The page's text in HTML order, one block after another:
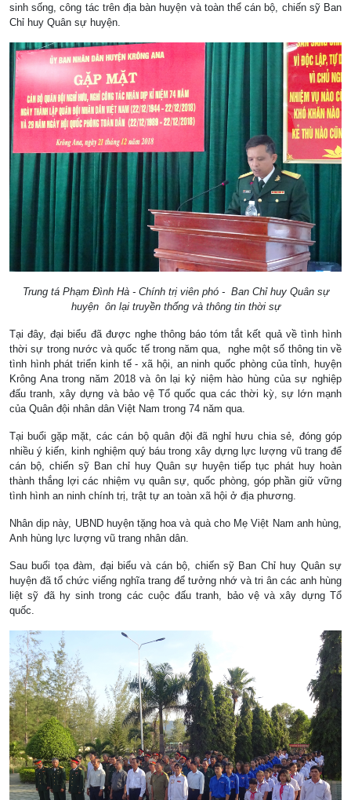
sinh sống, công tác trên địa bàn huyện và toàn thể cán bộ, chiến sỹ Ban
Chỉ huy Quân sự huyện.
Trung tá Phạm Đình Hà - Chính trị viên phó - Ban Chỉ huy Quân sự
huyện ôn lại truyền thống và thông tin thời sự
Tại đây, đại biểu đã được nghe thông báo tóm tắt kết quả về tình hình
thời sự trong nước và quốc tế trong năm qua, nghe một số thông tin về
tình hình phát triển kinh tế - xã hội, an ninh quốc phòng của tỉnh, huyện
Krông Ana trong năm 2018 và ôn lại kỷ niệm hào hùng của sự nghiệp
đấu tranh, xây dựng và bảo vệ Tổ quốc qua các thời kỳ, sự lớn mạnh
của Quân đội nhân dân Việt Nam trong 74 năm qua.
Tại buổi gặp mặt, các cán bộ quân đội đã nghỉ hưu chia sẻ, đóng góp
nhiều ý kiến, kinh nghiệm quý báu trong xây dựng lực lượng vũ trang để
cán bộ, chiến sỹ Ban chỉ huy Quân sự huyện tiếp tục phát huy hoàn
thành thắng lợi các nhiệm vụ quân sự, quốc phòng, góp phần giữ vững
tình hình an ninh chính trị, trật tự an toàn xã hội ở địa phương.
Nhân dịp này, UBND huyện tặng hoa và quà cho Mẹ Việt Nam anh hùng,
Anh hùng lực lượng vũ trang nhân dân.
Sau buổi tọa đàm, đại biểu và cán bộ, chiến sỹ Ban Chỉ huy Quân sự
huyện đã tổ chức viếng nghĩa trang để tưởng nhớ và tri ân các anh hùng
liệt sỹ đã hy sinh trong các cuộc đấu tranh, bảo vệ và xây dựng Tổ
quốc.